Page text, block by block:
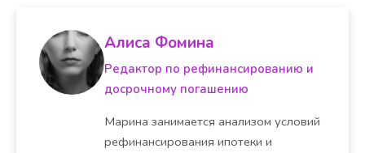
Алиса Фомина
Редактор по рефинансированию и
досрочному погашению
Марина занимается анализом условий
рефинансирования ипотеки и